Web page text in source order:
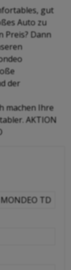
gut
Auto zu
Preis? Dann
der
machen Ihre
AKTION